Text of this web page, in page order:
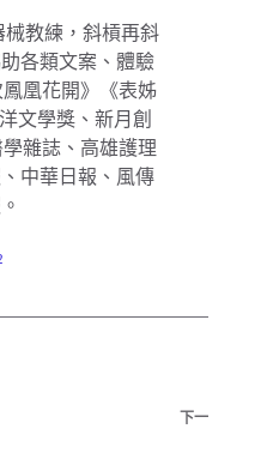
教練，斜槓再斜
各類文案、體驗
凰花開》《表姊
文學獎、新月創
雜誌、高雄護理
中華日報、風傳
下一